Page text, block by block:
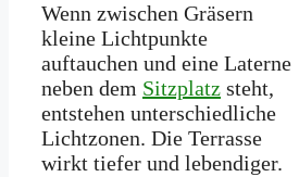
Wenn zwischen Gräsern
kleine Lichtpunkte
auftauchen und eine Laterne
neben dem Sitzplatz steht,
entstehen unterschiedliche
Lichtzonen. Die Terrasse
wirkt tiefer und lebendiger.